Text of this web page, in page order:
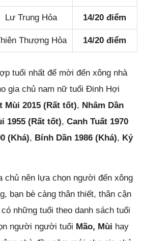
Lư Trung Hỏa 14/20 điểm
Thượng Hỏa 14/20 điểm
tuổi nhất để mời đến xông nhà
gia chủ nam nữ tuổi Đinh Hợi
Mùi 2015 (Rất tốt), Nhâm Dần
1955 (Rất tốt), Canh Tuất 1970
(Khá), Bính Dần 1986 (Khá), Kỷ
chủ nên lựa chọn người đến xông
bạn bè càng thân thiết, thân cận
những tuổi theo danh sách tuổi
người người tuổi Mão, Mùi hay
Đóng quảng cáo ✕